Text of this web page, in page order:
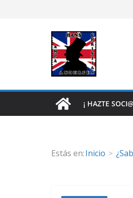
¡ HAZTE
Estás en:Inicio